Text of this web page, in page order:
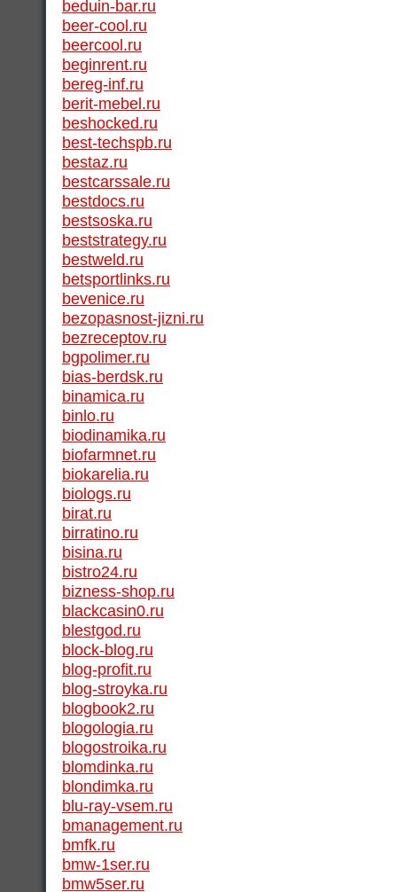
beduin-bar.ru
beer-cool.ru
beercool.ru
beginrent.ru
bereg-inf.ru
berit-mebel.ru
beshocked.ru
best-techspb.ru
bestaz.ru
bestcarssale.ru
bestdocs.ru
bestsoska.ru
beststrategy.ru
bestweld.ru
betsportlinks.ru
bevenice.ru
bezopasnost-jizni.ru
bezreceptov.ru
bgpolimer.ru
bias-berdsk.ru
binamica.ru
binlo.ru
biodinamika.ru
biofarmnet.ru
biokarelia.ru
biologs.ru
birat.ru
birratino.ru
bisina.ru
bistro24.ru
bizness-shop.ru
blackcasin0.ru
blestgod.ru
block-blog.ru
blog-profit.ru
blog-stroyka.ru
blogbook2.ru
blogologia.ru
blogostroika.ru
blomdinka.ru
blondimka.ru
blu-ray-vsem.ru
bmanagement.ru
bmfk.ru
bmw-1ser.ru
bmw5ser.ru